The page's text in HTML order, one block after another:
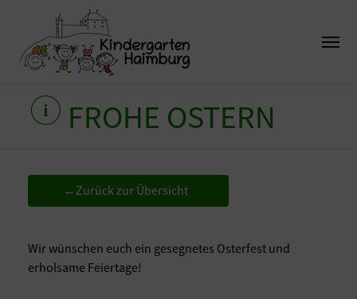
FROHE OSTERN
←Zurück zur Übersicht
Wir wünschen euch ein gesegnetes Osterfest und
erholsame Feiertage!